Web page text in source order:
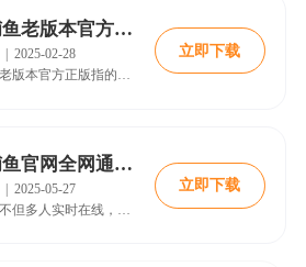
姚记捕鱼老版本官方正版
2025-02-28
姚记捕鱼老版本官方正版指的是姚记科技旗下捕鱼游戏的早期版本，由官方推出的正规游戏。在众多捕鱼游戏充斥市场的当下，老版本有着独特的韵味和固定的玩家群体。相比新版本，老版本在画面风格、游戏机制等方面保留了经典元素，对于那些习惯了传统捕鱼玩法、怀念旧日游戏体验的玩家来说，有着不可替代的吸引力。
立即下载
趣游捕鱼官网全网通下载
| 2025-05-27
立即下载